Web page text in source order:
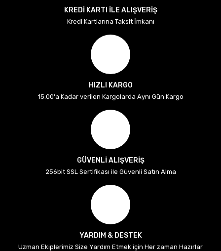
KREDİ KARTI İLE ALIŞVERİŞ
Kredi Kartlarına Taksit İmkanı
HIZLI KARGO
15:00'a Kadar verilen Kargolarda Aynı Gün Kargo
GÜVENLİ ALIŞVERİŞ
256bit SSL Sertifikası ile Güvenli Satın Alma
YARDIM & DESTEK
Uzman Ekiplerimiz Size Yardım Etmek için Her zaman Hazırlar